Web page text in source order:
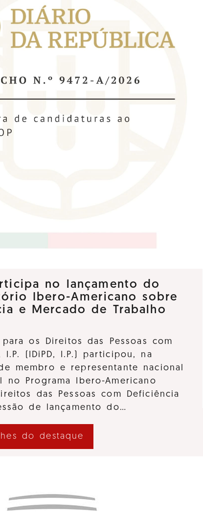
no lançamento do
Ibero-Americano sobre
e Mercado de Trabalho
os Direitos das Pessoas com
I.P. (IDiPD, I.P.) participou, na
membro e representante nacional
no Programa Ibero-Americano
das Pessoas com Deficiência
de lançamento do…
do destaque